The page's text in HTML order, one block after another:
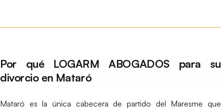
Por qué LOGARM ABOGADOS para su
divorcio en Mataró
Mataró es la única cabecera de partido del Maresme que